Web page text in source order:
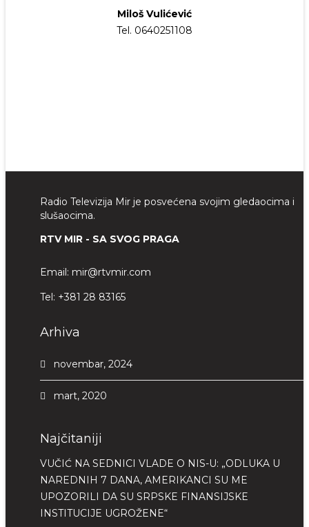
Miloš Vulićević
Tel. 0640251108
Radio Televizija Mir je posvećena svojim gledaocima i
slušaocima.
RTV MIR - SA SVOG PRAGA
Email: mir@rtvmir.com
Tel: +381 28 83165
Arhiva
novembar, 2024
mart, 2020
Najčitaniji
VUČIĆ NA SEDNICI VLADE O NIS-U: „ODLUKA U
NAREDNIH 7 DANA, AMERIKANCI SU ME
UPOZORILI DA SU SRPSKE FINANSIJSKE
INSTITUCIJE UGROŽENE“